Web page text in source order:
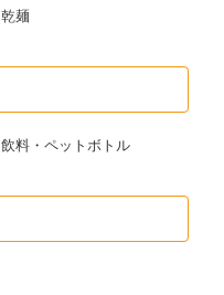
乾麺
飲料・ペットボトル